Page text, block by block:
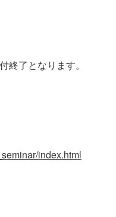
了となります。
index.html